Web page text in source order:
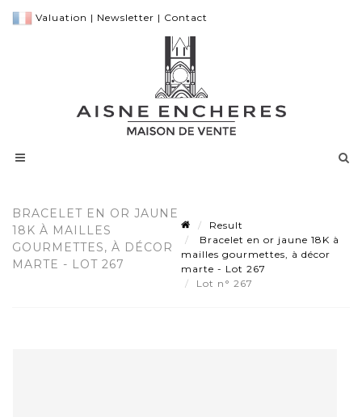
Valuation | Newsletter | Contact
BRACELET EN OR JAUNE
18K À MAILLES
GOURMETTES, À DÉCOR
MARTE - LOT 267
Result
Bracelet en or jaune 18K à
mailles gourmettes, à décor
marte - Lot 267
Lot n° 267